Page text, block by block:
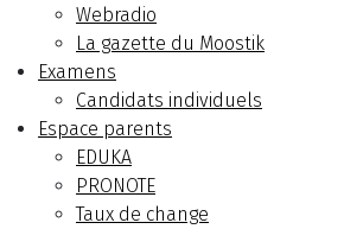
Webradio
La gazette du Moostik
Examens
Candidats individuels
Espace parents
EDUKA
PRONOTE
Taux de change